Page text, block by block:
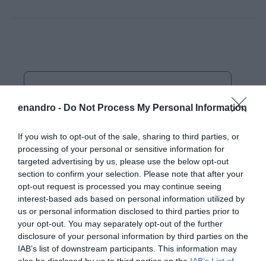
enandro - Do Not Process My Personal Information
If you wish to opt-out of the sale, sharing to third parties, or
processing of your personal or sensitive information for
targeted advertising by us, please use the below opt-out
section to confirm your selection. Please note that after your
opt-out request is processed you may continue seeing
interest-based ads based on personal information utilized by
us or personal information disclosed to third parties prior to
your opt-out. You may separately opt-out of the further
disclosure of your personal information by third parties on the
IAB’s list of downstream participants. This information may